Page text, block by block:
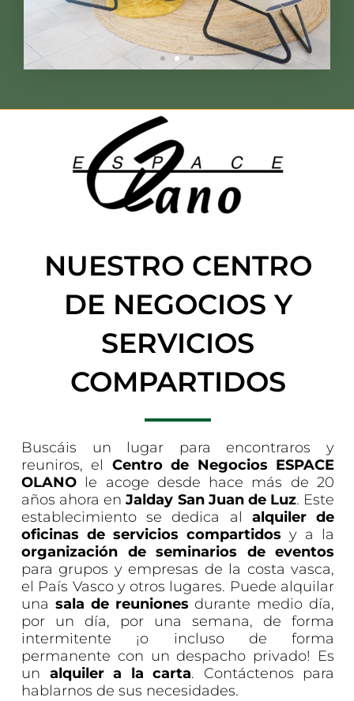
NUESTRO CENTRO
DE NEGOCIOS Y
SERVICIOS
COMPARTIDOS
Buscáis un lugar para encontraros y
reuniros, el Centro de Negocios ESPACE
OLANO le acoge desde hace más de 20
años ahora enJalday San Juan de Luz. Este
establecimiento se dedica al alquiler de
oficinas de servicios compartidos y a la
organización de seminarios de eventos
para grupos y empresas de la costa vasca,
el País Vasco y otros lugares. Puede alquilar
una sala de reuniones durante medio día,
por un día, por una semana, de forma
intermitente ¡o incluso de forma
permanente con un despacho privado! Es
un alquiler a la carta. Contáctenos para
hablarnos de sus necesidades.